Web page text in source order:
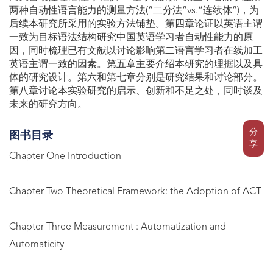
分
享
两种自动性语言能力的测量方法(“二分法”vs.“连续体”)，为
后续本研究所采用的实验方法铺垫。第四章论证以英语主谓
一致为目标语法结构研究中国英语学习者自动性能力的原
因，同时梳理已有文献以讨论影响第二语言学习者在线加工
英语主谓一致的因素。第五章主要介绍本研究的理据以及具
体的研究设计。第六和第七章分别是研究结果和讨论部分。
第八章讨论本实验研究的启示、创新和不足之处，同时谈及
未来的研究方向。
图书目录
Chapter One Introduction
Chapter Two Theoretical Framework: the Adoption of ACT
Chapter Three Measurement : Automatization and
Automaticity